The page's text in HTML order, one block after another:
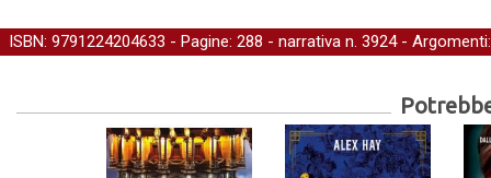
ISBN: 9791224204633 - Pagine: 288 - narrativa n. 3924 -